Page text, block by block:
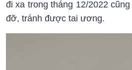
đi xa trong tháng 12/2022
đỡ, tránh được tai ương.